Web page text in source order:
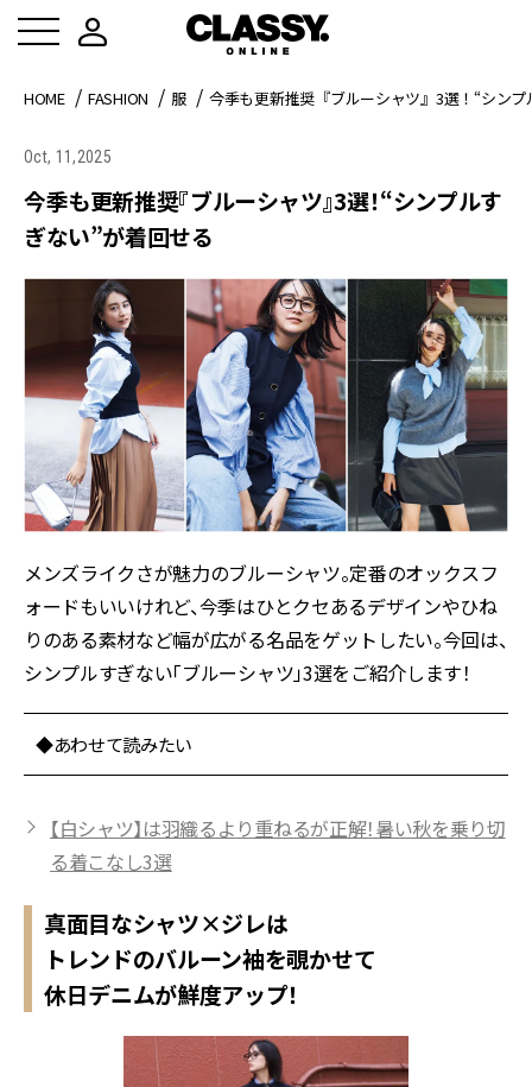
HOME FASHION 服 今季も更新推奨『ブルーシャツ』3選！“シン
Oct, 11,2025
今季も更新推奨『ブルーシャツ』3選！“シンプルす
ぎない”が着回せる
メンズライクさが魅力のブルーシャツ。定番のオックスフ
ォードもいいけれど、今季はひとクセあるデザインやひね
りのある素材など幅が広がる名品をゲットしたい。今回は、
シンプルすぎない「ブルーシャツ」3選をご紹介します！
◆あわせて読みたい
【白シャツ】は羽織るより重ねるが正解！暑い秋を乗り切
る着こなし3選
真面目なシャツ×ジレは
トレンドのバルーン袖を覗かせて
休日デニムが鮮度アップ！